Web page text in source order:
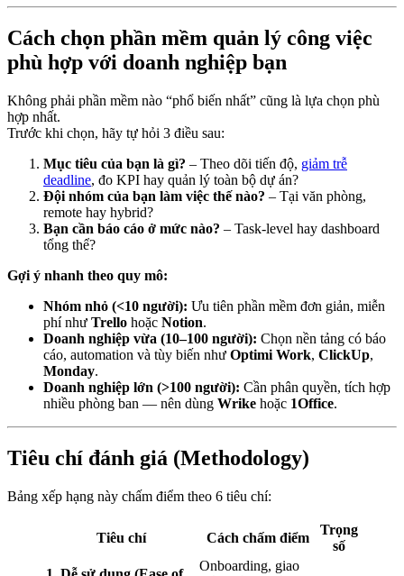
Cách chọn phần mềm quản lý công việc
phù hợp với doanh nghiệp bạn
Không phải phần mềm nào “phổ biến nhất” cũng là lựa chọn phù
hợp nhất.
Trước khi chọn, hãy tự hỏi 3 điều sau:
Mục tiêu của bạn là gì? – Theo dõi tiến độ, giảm trễ
deadline, đo KPI hay quản lý toàn bộ dự án?
Đội nhóm của bạn làm việc thế nào? – Tại văn phòng,
remote hay hybrid?
Bạn cần báo cáo ở mức nào? – Task-level hay dashboard
tổng thể?
Gợi ý nhanh theo quy mô:
Nhóm nhỏ (<10 người): Ưu tiên phần mềm đơn giản, miễn
phí như Trello hoặc Notion.
Doanh nghiệp vừa (10–100 người): Chọn nền tảng có báo
cáo, automation và tùy biến như Optimi Work, ClickUp,
Monday.
Doanh nghiệp lớn (>100 người): Cần phân quyền, tích hợp
nhiều phòng ban — nên dùng Wrike hoặc 1Office.
Tiêu chí đánh giá (Methodology)
Bảng xếp hạng này chấm điểm theo 6 tiêu chí:
Tiêu chí Cách chấm điểm
Trọng
số
Onboarding, giao